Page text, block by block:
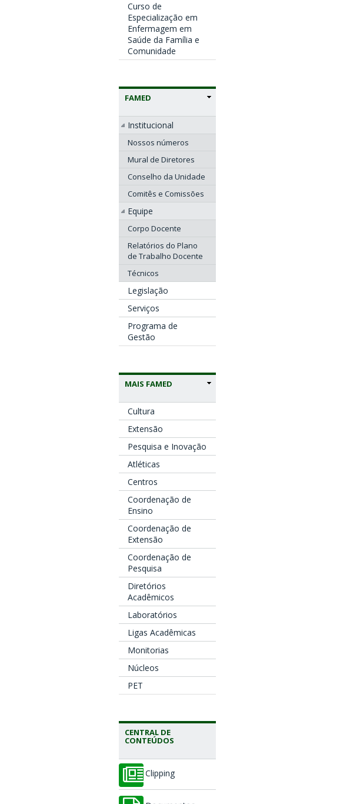
Curso de
Especialização em
Enfermagem em
Saúde da Família e
Comunidade
FAMED
Institucional
Nossos números
Mural de Diretores
Conselho da Unidade
Comitês e Comissões
Equipe
Corpo Docente
Relatórios do Plano
de Trabalho Docente
Técnicos
Legislação
Serviços
Programa de
Gestão
MAIS FAMED
Cultura
Extensão
Pesquisa e Inovação
Atléticas
Centros
Coordenação de
Ensino
Coordenação de
Extensão
Coordenação de
Pesquisa
Diretórios
Acadêmicos
Laboratórios
Ligas Acadêmicas
Monitorias
Núcleos
PET
CENTRAL DE
CONTEÚDOS
Clipping